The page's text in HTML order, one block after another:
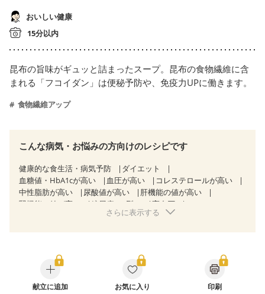
おいしい健康
15分以内
昆布の旨味がギュッと詰まったスープ。昆布の食物繊維に含
まれる「フコイダン」は便秘予防や、免疫力UPに働きます。
食物繊維アップ
こんな病気・お悩みの方向けのレシピです
健康的な食生活・病気予防
ダイエット
血糖値・HbA1cが高い
血圧が高い
コレステロールが高い
中性脂肪が高い
尿酸値が高い
肝機能の値が高い
腎機能の値が高い
糖尿病（2型）
高血圧
非アルコール性脂肪肝
乳がん（抗がん剤治療中）
乳がん（ホルモン療法中）
乳がん（放射線治療中）
乳がん治療を終えた方・経過観察中の方など
食欲がない
さらに表示する
献立に追加 お気に入り 印刷